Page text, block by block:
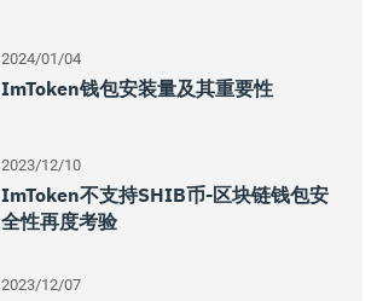
2024/01/04
ImToken钱包安装量及其重要性
2023/12/10
ImToken不支持SHIB币-区块链钱包安
全性再度考验
2023/12/07